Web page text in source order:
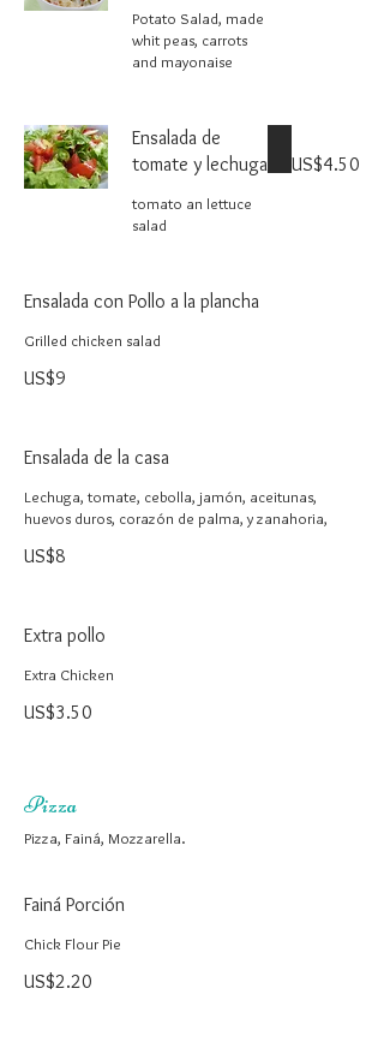
Potato Salad, made
whit peas, carrots
and mayonaise
Ensalada de
tomate y lechuga
tomato an lettuce
salad
US$4.50
Ensalada con Pollo a la plancha
Grilled chicken salad
US$9
Ensalada de la casa
Lechuga, tomate, cebolla, jamón, aceitunas,
huevos duros, corazón de palma, y zanahoria,
US$8
Extra pollo
Extra Chicken
US$3.50
Pizza
Pizza, Fainá, Mozzarella.
Fainá Porción
Chick Flour Pie
US$2.20